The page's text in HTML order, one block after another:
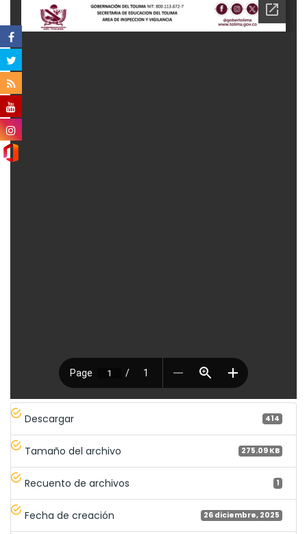
Descargar 414
Tamaño del archivo 275.09 KB
Recuento de archivos 1
Fecha de creación 26 diciembre, 2025